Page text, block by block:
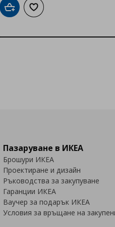
Добави в кошницата
Добави към списъка с
Пазаруване в ИКЕА
Брошури ИКЕА
Проектиране и дизайн
Ръководства за закупуване
Гаранции ИКЕА
Ваучер за подарък ИКЕА
Условия за връщане на